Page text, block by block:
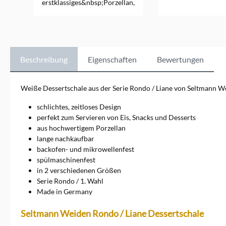
erstklassiges&nbsp;Porzellan,
Porzellanprodukte bringt
Seltmann Weiden Stil und
Raffinesse auf jeden Tisch.
Ideal für besondere Anlässe
und den täglichen Gebrauch,
vereint das Geschirr von
und Innovation in jedem
Stück.Markeninformationen:
Porzellanfabriken Christian
Seltmann GmbH, Christian-
Seltmann-Straße 59 - 67,
92637 Weiden,
Beschreibung Eigenschaften Bewertungen
Weiße Dessertschale aus der Serie Rondo / Liane von Seltmann
schlichtes, zeitloses Design
perfekt zum Servieren von Eis, Snacks und Desserts
aus hochwertigem Porzellan
lange nachkaufbar
backofen- und mikrowellenfest
spülmaschinenfest
in 2 verschiedenen Größen
Serie Rondo / 1. Wahl
Made in Germany
Seltmann Weiden Rondo / Liane Dessertschale